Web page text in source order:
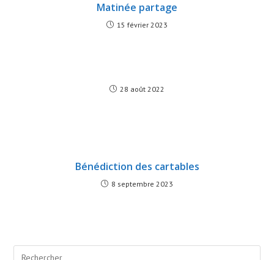
Matinée partage
15 février 2023
28 août 2022
Bénédiction des cartables
8 septembre 2023
Search